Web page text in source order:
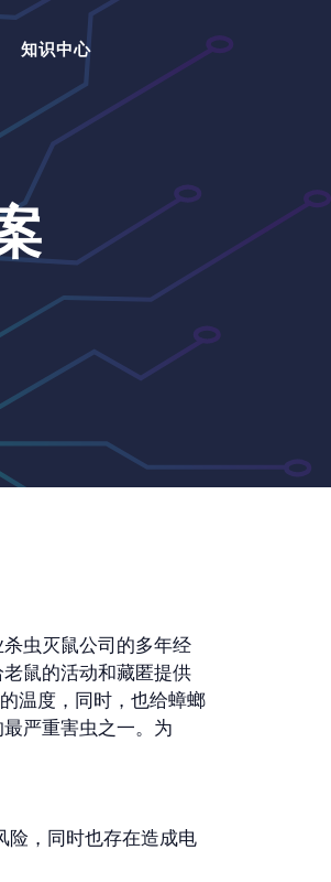
知识中心
虫灭鼠公司的多年经
鼠的活动和藏匿提供
温度，同时，也给蟑螂
严重害虫之一。为
险，同时也存在造成电